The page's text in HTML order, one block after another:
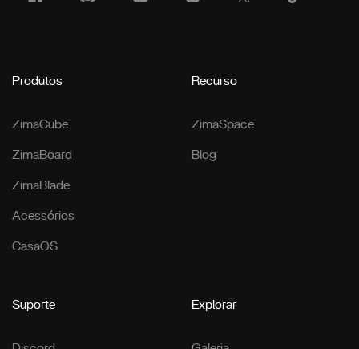
Produtos
ZimaCube
ZimaBoard
ZimaBlade
Acessórios
CasaOS
Recurso
ZimaSpace
Blog
Suporte Explorar